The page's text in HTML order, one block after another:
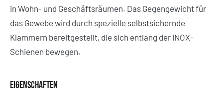
in Wohn- und Geschäftsräumen. Das Gegengewicht für
das Gewebe wird durch spezielle selbstsichernde
Klammern bereitgestellt, die sich entlang der INOX-
Schienen bewegen.
EIGENSCHAFTEN